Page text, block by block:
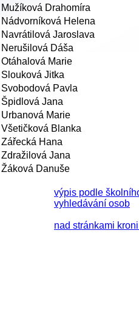
Mužíková Drahomíra
Nádvorníková Helena
Navrátilová Jaroslava
Nerušilová Dáša
Otáhalová Marie
Slouková Jitka
Svobodová Pavla
Špidlová Jana
Urbanová Marie
Všetičková Blanka
Zářecká Hana
Zdražilová Jana
Žáková Danuše
výpis podle
vyhledávání osob
nad stránkami